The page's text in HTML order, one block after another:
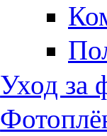
Уход за